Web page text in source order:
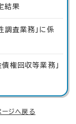
結果
調査業務」に係
権回収等業務」
ージへ戻る